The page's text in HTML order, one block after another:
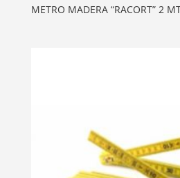
METRO MADERA “RACORT” 2